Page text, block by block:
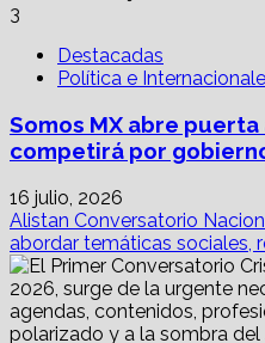
3
Destacadas
Política e
Somos MX abre
competirá por
16 julio, 2026
Alistan Conversatorio
abordar temáticas sociales,